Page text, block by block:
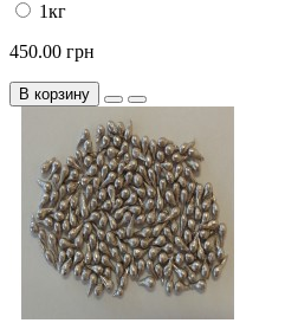
1кг
450.00 грн
В корзину